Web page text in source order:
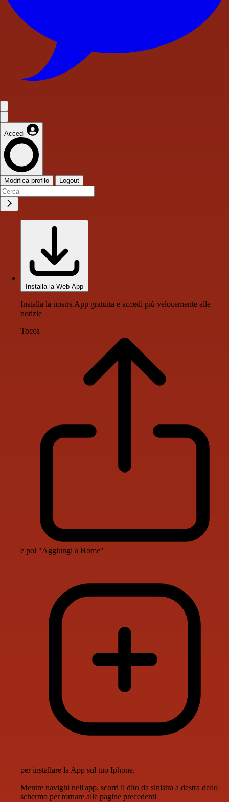
Accedi
Modifica profilo Logout
Installa la Web App
Installa la nostra App gratuita e accedi più velocemente alle
notizie
Tocca
e poi "Aggiungi a Home"
per installare la App sul tuo Iphone.
Mentre navighi nell'app, scorri il dito da sinistra a destra dello
schermo per tornare alle pagine precedenti